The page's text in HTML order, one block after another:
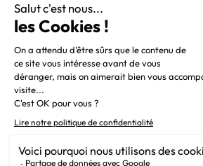
filiale du Groupe BDL, leader de la
grand nord de la
Liens utiles
Newsletter
Mentions légales